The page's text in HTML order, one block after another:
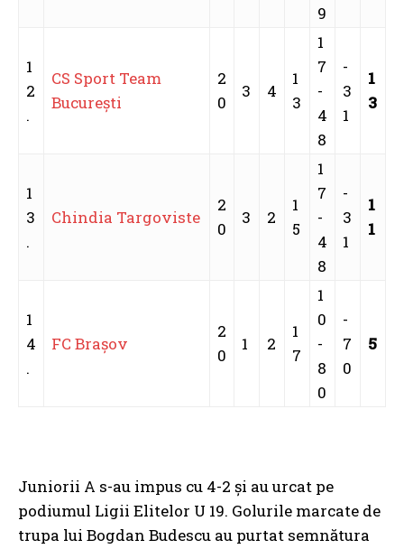
9
1
2
.
CS Sport Team
București
2
0
3 4
1
3
1
7
-
4
8
-
3
1
1
3
1
3
.
Chindia Targoviste
2
0
3 2
1
5
1
7
-
4
8
-
3
1
1
1
1
4
.
FC Braşov
2
0
1 2
1
7
1
0
-
8
0
-
7
0
5
Juniorii A s-au impus cu 4-2 și au urcat pe
podiumul Ligii Elitelor U 19. Golurile marcate de
trupa lui Bogdan Budescu au purtat semnătura